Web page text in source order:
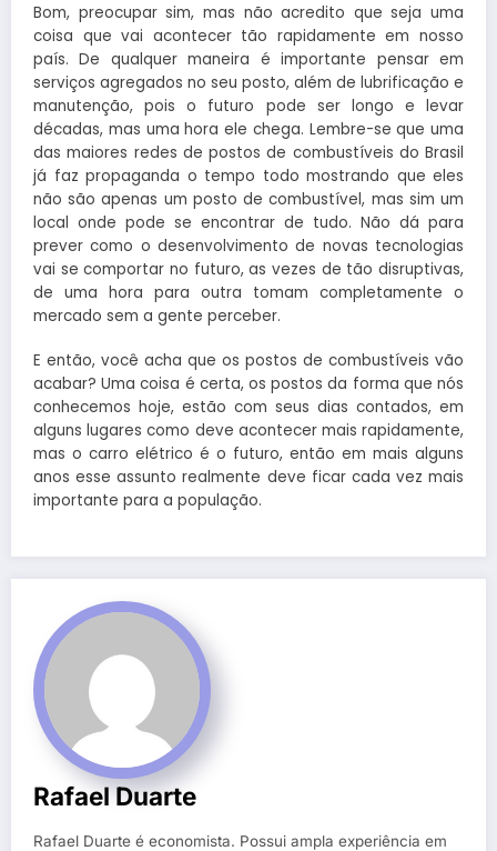
Bom, preocupar sim, mas não acredito que seja uma
coisa que vai acontecer tão rapidamente em nosso
país. De qualquer maneira é importante pensar em
serviços agregados no seu posto, além de lubrificação e
manutenção, pois o futuro pode ser longo e levar
décadas, mas uma hora ele chega. Lembre-se que uma
das maiores redes de postos de combustíveis do Brasil
já faz propaganda o tempo todo mostrando que eles
não são apenas um posto de combustível, mas sim um
local onde pode se encontrar de tudo. Não dá para
prever como o desenvolvimento de novas tecnologias
vai se comportar no futuro, as vezes de tão disruptivas,
de uma hora para outra tomam completamente o
mercado sem a gente perceber.
E então, você acha que os postos de combustíveis vão
acabar? Uma coisa é certa, os postos da forma que nós
conhecemos hoje, estão com seus dias contados, em
alguns lugares como deve acontecer mais rapidamente,
mas o carro elétrico é o futuro, então em mais alguns
anos esse assunto realmente deve ficar cada vez mais
importante para a população.
Rafael Duarte
Rafael Duarte é economista. Possui ampla experiência em